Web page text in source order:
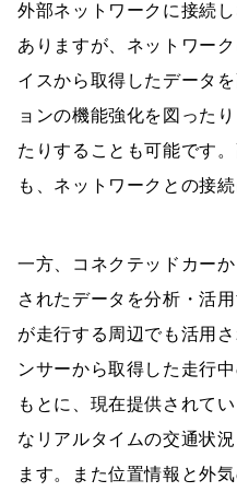
外部ネットワークに接続
ありますが、ネットワー
イスから取得したデータ
ョンの機能強化を図った
たりすることも可能です
も、ネットワークとの接
一方、コネクテッドカー
されたデータを分析・活
が走行する周辺でも活用
ンサーから取得した走行
もとに、現在提供されて
なリアルタイムの交通状
ます。また位置情報と外